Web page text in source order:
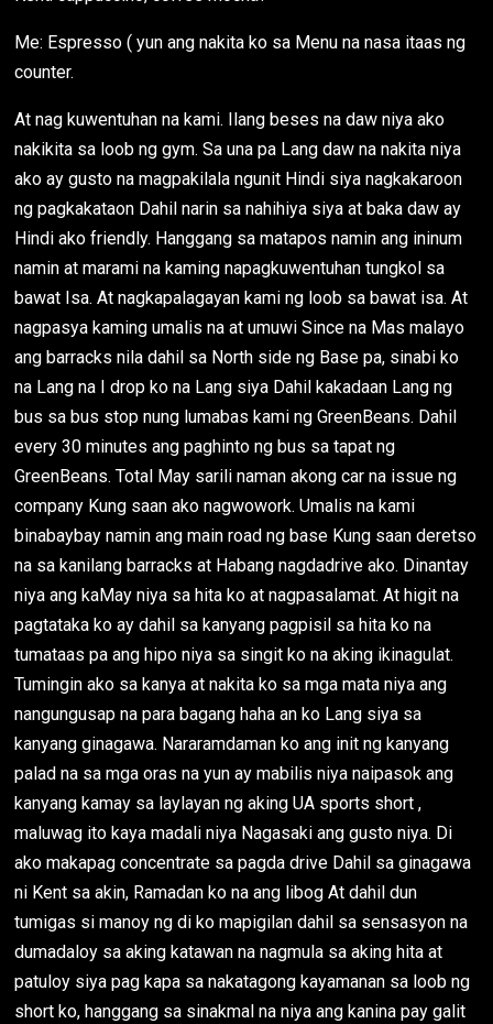
Me: Espresso ( yun ang nakita ko sa Menu na nasa itaas ng
counter.
At nag kuwentuhan na kami. Ilang beses na daw niya ako
nakikita sa loob ng gym. Sa una pa Lang daw na nakita niya
ako ay gusto na magpakilala ngunit Hindi siya nagkakaroon
ng pagkakataon Dahil narin sa nahihiya siya at baka daw ay
Hindi ako friendly. Hanggang sa matapos namin ang ininum
namin at marami na kaming napagkuwentuhan tungkol sa
bawat Isa. At nagkapalagayan kami ng loob sa bawat isa. At
nagpasya kaming umalis na at umuwi Since na Mas malayo
ang barracks nila dahil sa North side ng Base pa, sinabi ko
na Lang na I drop ko na Lang siya Dahil kakadaan Lang ng
bus sa bus stop nung lumabas kami ng GreenBeans. Dahil
every 30 minutes ang paghinto ng bus sa tapat ng
GreenBeans. Total May sarili naman akong car na issue ng
company Kung saan ako nagwowork. Umalis na kami
binabaybay namin ang main road ng base Kung saan deretso
na sa kanilang barracks at Habang nagdadrive ako. Dinantay
niya ang kaMay niya sa hita ko at nagpasalamat. At higit na
pagtataka ko ay dahil sa kanyang pagpisil sa hita ko na
tumataas pa ang hipo niya sa singit ko na aking ikinagulat.
Tumingin ako sa kanya at nakita ko sa mga mata niya ang
nangungusap na para bagang haha an ko Lang siya sa
kanyang ginagawa. Nararamdaman ko ang init ng kanyang
palad na sa mga oras na yun ay mabilis niya naipasok ang
kanyang kamay sa laylayan ng aking UA sports short ,
maluwag ito kaya madali niya Nagasaki ang gusto niya. Di
ako makapag concentrate sa pagda drive Dahil sa ginagawa
ni Kent sa akin, Ramadan ko na ang libog At dahil dun
tumigas si manoy ng di ko mapigilan dahil sa sensasyon na
dumadaloy sa aking katawan na nagmula sa aking hita at
patuloy siya pag kapa sa nakatagong kayamanan sa loob ng
short ko, hanggang sa sinakmal na niya ang kanina pay galit